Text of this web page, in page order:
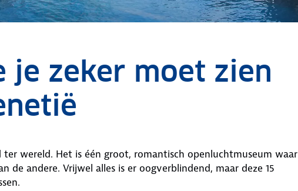
je zeker moet zien
wereld. Het is één groot, romantisch openluchtmuseum waar
de andere. Vrijwel alles is er oogverblindend, maar deze 15